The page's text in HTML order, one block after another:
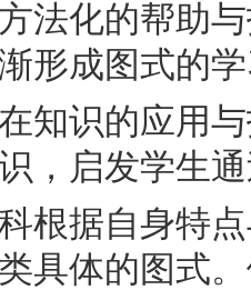
法化的帮助
形成图式的
识的应用与
，启发学生
据自身特点
具体的图式